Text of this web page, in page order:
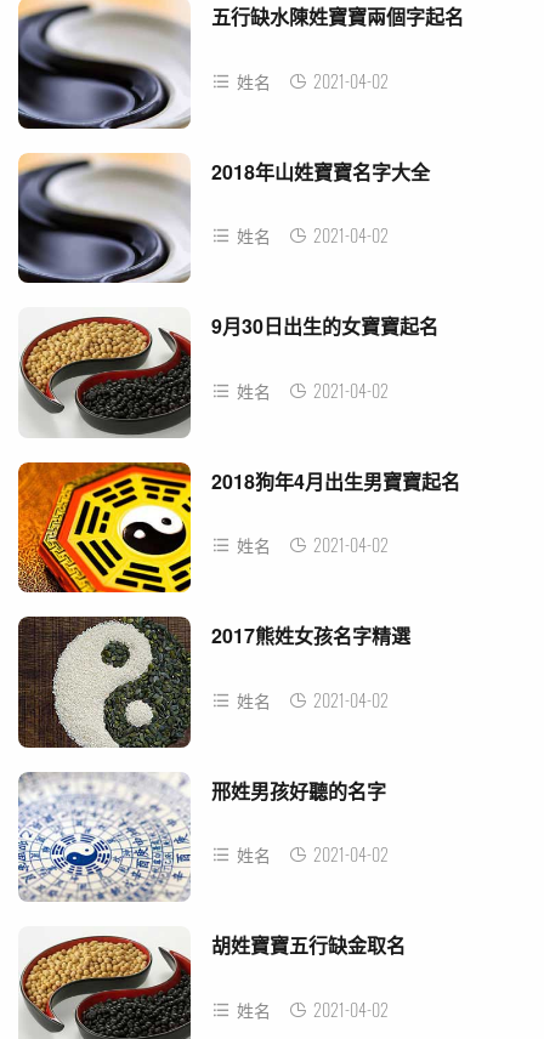
五行缺水陳姓寶寶兩個字起名
姓名 2021-04-02
2018年山姓寶寶名字大全
姓名 2021-04-02
9月30日出生的女寶寶起名
姓名 2021-04-02
2018狗年4月出生男寶寶起名
姓名 2021-04-02
2017熊姓女孩名字精選
姓名 2021-04-02
邢姓男孩好聽的名字
姓名 2021-04-02
胡姓寶寶五行缺金取名
姓名 2021-04-02